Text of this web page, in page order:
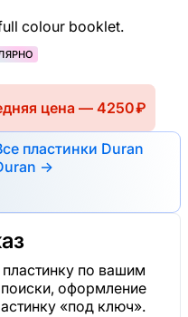
colour booklet.
цена — 4250 ₽
пластинки Duran
→
по вашим
оформление
«под ключ».